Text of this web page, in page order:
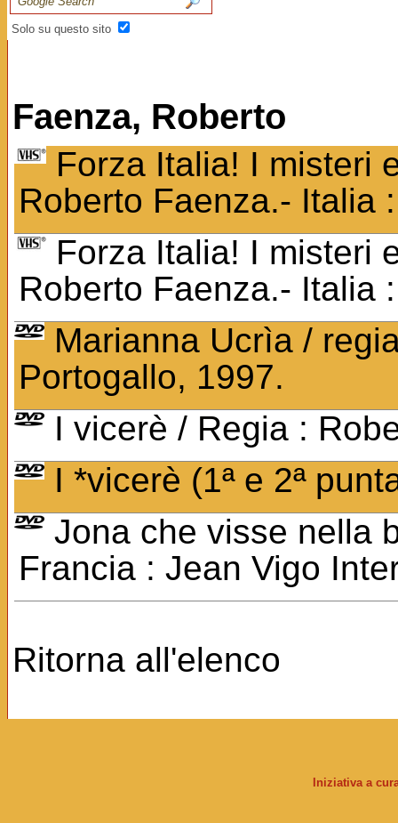
Solo su questo sito
Faenza, Roberto
Forza Italia! I misteri
Roberto Faenza.- Italia
Forza Italia! I misteri
Roberto Faenza.- Italia
Marianna Ucrìa /
Portogallo, 1997.
I vicerè / Regia :
I *vicerè (1ª e 2ª
Jona che visse nella
Francia : Jean Vigo
Ritorna all'elenco
Iniziativa a